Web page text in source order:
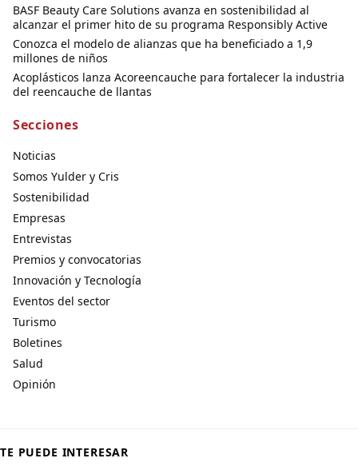
BASF Beauty Care Solutions avanza en sostenibilidad al
alcanzar el primer hito de su programa Responsibly Active
Conozca el modelo de alianzas que ha beneficiado a 1,9
millones de niños
Acoplásticos lanza Acoreencauche para fortalecer la industria
del reencauche de llantas
Secciones
Noticias
Somos Yulder y Cris
Sostenibilidad
Empresas
Entrevistas
Premios y convocatorias
Innovación y Tecnología
Eventos del sector
Turismo
Boletines
Salud
Opinión
TE PUEDE INTERESAR